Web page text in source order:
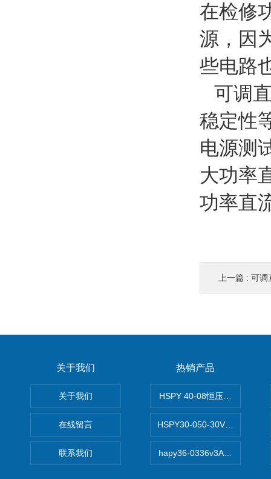
在检修
源，因
些电路
可调
稳定性
电源测
大功率
功率直
上一篇 : 可调
关于我们
关于我们
在线留言
联系我们
热销产品
HSPY 40-08恒压恒流恒功率
HSPY30-050-30V/-05A可调
hapy36-0336v3A高精度小型